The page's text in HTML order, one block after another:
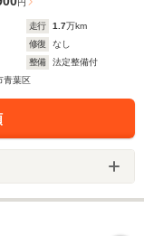
円
走行 1.7万km
修復
なし
整備
法定整備付
青葉区